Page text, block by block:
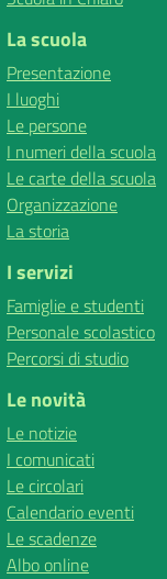
La scuola
Presentazione
I luoghi
Le persone
I numeri della scuola
Le carte della scuola
Organizzazione
La storia
I servizi
Famiglie e studenti
Personale scolastico
Percorsi di studio
Le novità
Le notizie
I comunicati
Le circolari
Calendario eventi
Le scadenze
Albo online